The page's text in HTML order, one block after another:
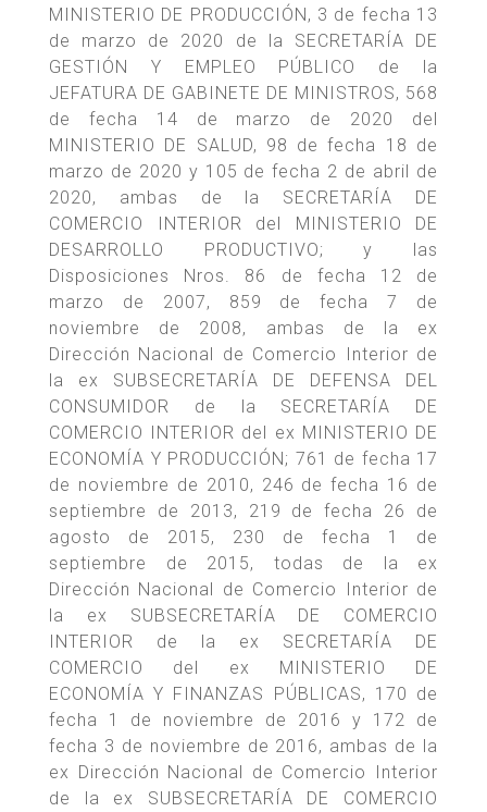
MINISTERIO DE PRODUCCIÓN, 3 de fecha 13
de marzo de 2020 de la SECRETARÍA DE
GESTIÓN Y EMPLEO PÚBLICO de la
JEFATURA DE GABINETE DE MINISTROS, 568
de fecha 14 de marzo de 2020 del
MINISTERIO DE SALUD, 98 de fecha 18 de
marzo de 2020 y 105 de fecha 2 de abril de
2020, ambas de la SECRETARÍA DE
COMERCIO INTERIOR del MINISTERIO DE
DESARROLLO PRODUCTIVO; y las
Disposiciones Nros. 86 de fecha 12 de
marzo de 2007, 859 de fecha 7 de
noviembre de 2008, ambas de la ex
Dirección Nacional de Comercio Interior de
la ex SUBSECRETARÍA DE DEFENSA DEL
CONSUMIDOR de la SECRETARÍA DE
COMERCIO INTERIOR del ex MINISTERIO DE
ECONOMÍA Y PRODUCCIÓN; 761 de fecha 17
de noviembre de 2010, 246 de fecha 16 de
septiembre de 2013, 219 de fecha 26 de
agosto de 2015, 230 de fecha 1 de
septiembre de 2015, todas de la ex
Dirección Nacional de Comercio Interior de
la ex SUBSECRETARÍA DE COMERCIO
INTERIOR de la ex SECRETARÍA DE
COMERCIO del ex MINISTERIO DE
ECONOMÍA Y FINANZAS PÚBLICAS, 170 de
fecha 1 de noviembre de 2016 y 172 de
fecha 3 de noviembre de 2016, ambas de la
ex Dirección Nacional de Comercio Interior
de la ex SUBSECRETARÍA DE COMERCIO